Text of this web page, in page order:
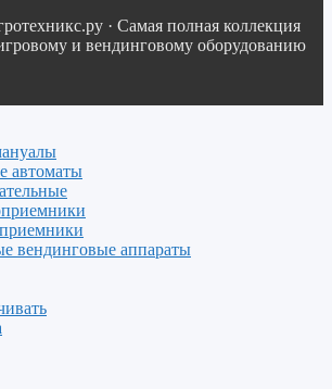
· Самая полная коллекция
и вендинговому оборудованию
автоматы
вендинговые аппараты